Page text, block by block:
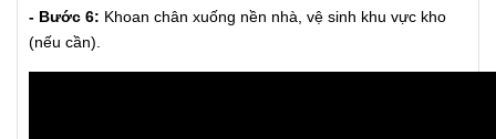
- Bước 6: Khoan chân xuống nền nhà, vệ sinh khu vực kho
(nếu cần).